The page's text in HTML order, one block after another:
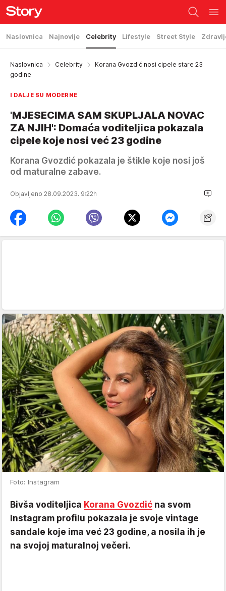
Naslovnica Najnovije Celebrity Lifestyle Street Style
Naslovnica Celebrity
Korana Gvozdić nosi cipele stare 23
godine
I DALJE SU MODERNE
'MJESECIMA SAM SKUPLJALA NOVAC
ZA NJIH': Domaća voditeljica pokazala
cipele koje nosi već 23 godine
Korana Gvozdić pokazala je štikle koje nosi još
od maturalne zabave.
Objavljeno 28.09.2023. 9:22h
Foto: Instagram
Bivša voditeljica Korana Gvozdić na svom
Instagram profilu pokazala je svoje vintage
sandale koje ima već 23 godine, a nosila ih je
na svojoj maturalnoj večeri.